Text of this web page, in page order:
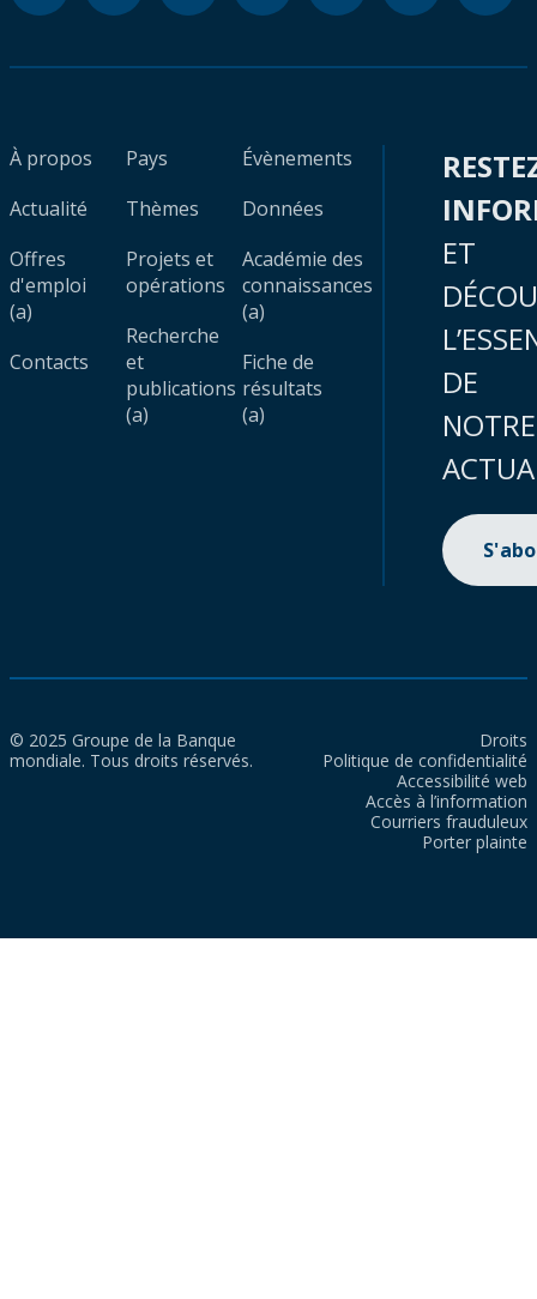
À propos
Actualité
Offres
d'emploi
(a)
Contacts
Pays
Thèmes
Projets et
opérations
Recherche
et
publications
(a)
Évènements
Données
Académie des
connaissances
(a)
Fiche de
résultats
(a)
ET
DE
NOTRE
© 2025 Groupe de la Banque
mondiale. Tous droits réservés.
Droits
Politique de confidentialité
Accessibilité web
Accès à l’information
Courriers frauduleux
Porter plainte